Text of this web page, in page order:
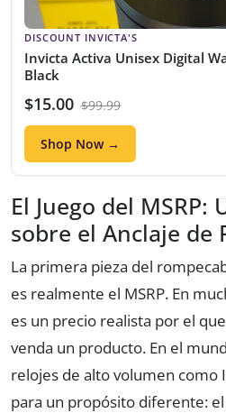
DISCOUNT INVICTA'S
Invicta Activa Unisex Digital
Black
$15.00 $99.99
Shop Now →
El Juego del MSRP:
sobre el Anclaje de
La primera pieza del
es realmente el MSRP. En
es un precio realista por el
venda un producto. En el
relojes de alto volumen como
para un propósito diferente: